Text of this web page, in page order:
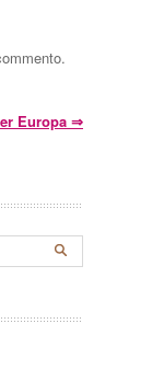
Europa ⇒